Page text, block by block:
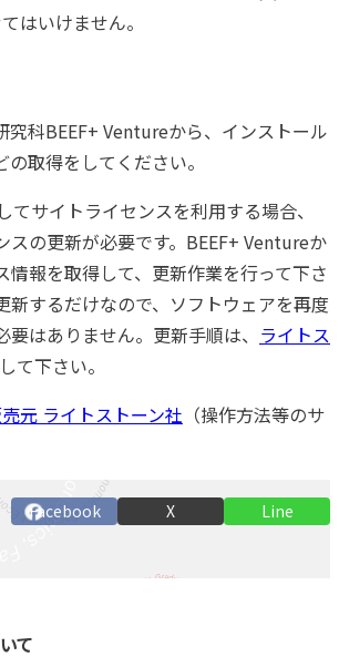
はいけません。
究科BEEF+ Ventureから、インストール
の取得をしてください。
てサイトライセンスを利用する場合、
スの更新が必要です。BEEF+ Ventureか
情報を取得して、更新作業を行って下さ
新するだけなので、ソフトウェアを再度
要はありません。更新手順は、
ライトス
て下さい。
元 ライトストーン社 （操作方法等のサ
Facebook X Line
て